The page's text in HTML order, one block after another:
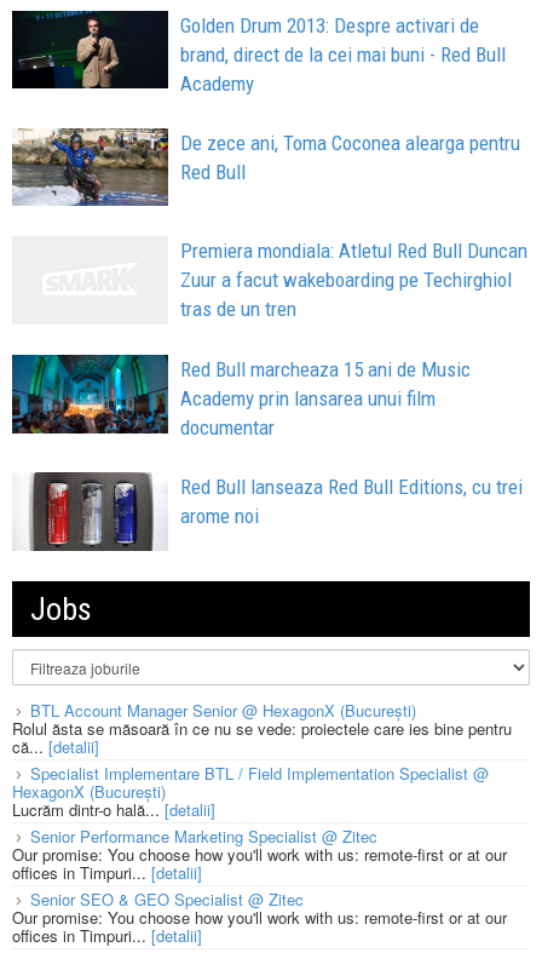
Golden Drum 2013: Despre activari de
brand, direct de la cei mai buni - Red Bull
Academy
De zece ani, Toma Coconea alearga pentru
Red Bull
Premiera mondiala: Atletul Red Bull Duncan
Zuur a facut wakeboarding pe Techirghiol
tras de un tren
Red Bull marcheaza 15 ani de Music
Academy prin lansarea unui film
documentar
Red Bull lanseaza Red Bull Editions, cu trei
arome noi
Jobs
BTL Account Manager Senior @ HexagonX (București)
Rolul ăsta se măsoară în ce nu se vede: proiectele care ies bine pentru
că... [detalii]
Specialist Implementare BTL / Field Implementation Specialist @
HexagonX (București)
Lucrăm dintr-o hală...[detalii]
Senior Performance Marketing Specialist @ Zitec
Our promise: You choose how you'll work with us: remote-first or at our
offices in Timpuri... [detalii]
Senior SEO & GEO Specialist @ Zitec
Our promise: You choose how you'll work with us: remote-first or at our
offices in Timpuri... [detalii]